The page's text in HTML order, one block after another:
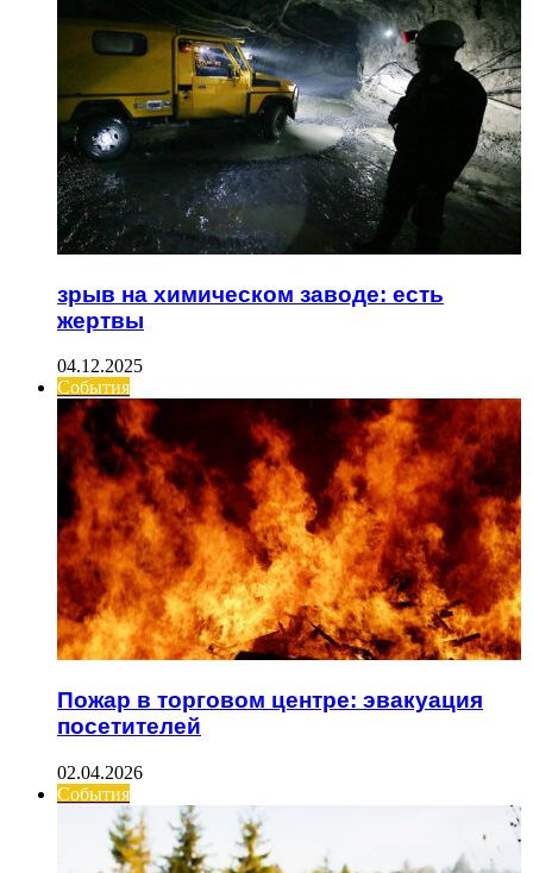
зрыв на химическом заводе: есть
жертвы
04.12.2025
События
Пожар в торговом центре: эвакуация
посетителей
02.04.2026
События